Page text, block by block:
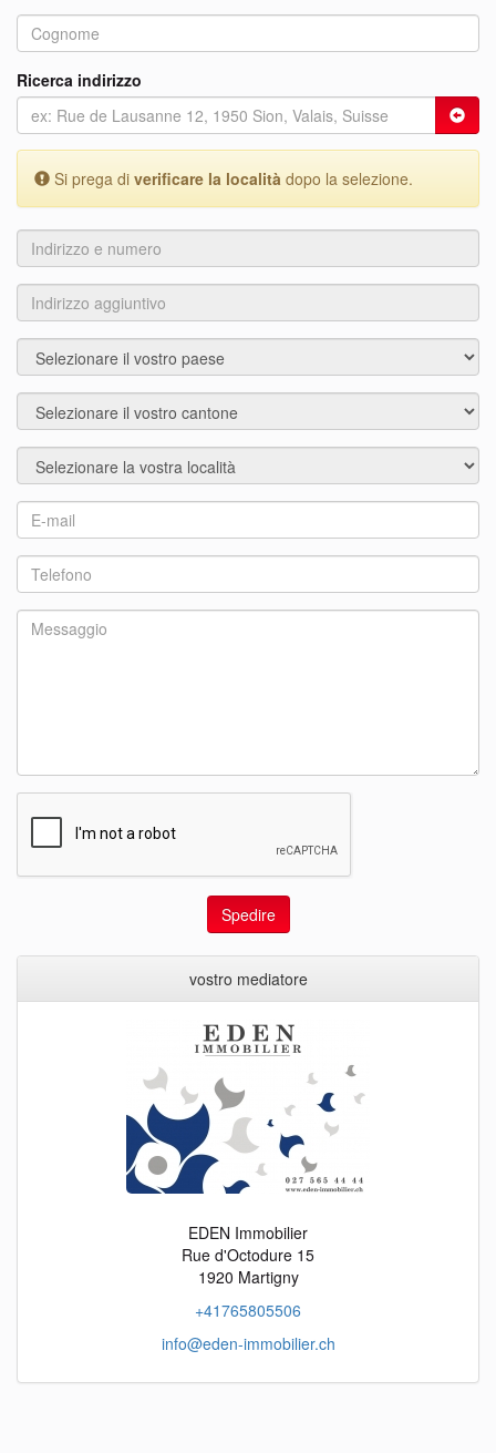
Ricerca indirizzo
Si prega di verificare la località dopo la selezione.
Indirizzo
e
numero
Indirizzo
aggiuntivo
Paese
Città
Località
Spedire
vostro mediatore
EDEN Immobilier
Rue d'Octodure 15
1920 Martigny
+41765805506
info@eden-immobilier.ch